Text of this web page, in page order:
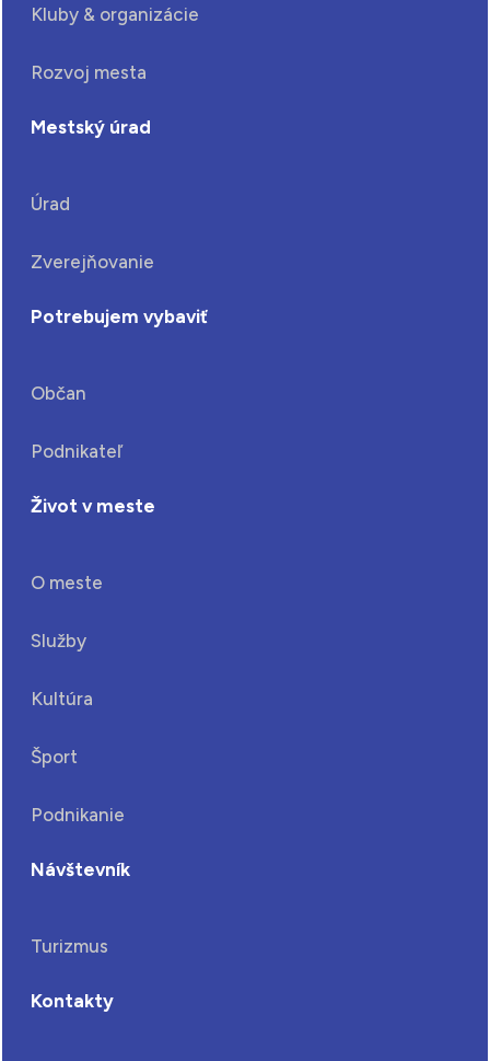
Kluby & organizácie
Rozvoj mesta
Mestský úrad
Úrad
Zverejňovanie
Potrebujem vybaviť
Občan
Podnikateľ
Život v meste
O meste
Služby
Kultúra
Šport
Podnikanie
Návštevník
Turizmus
Kontakty